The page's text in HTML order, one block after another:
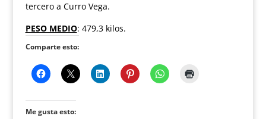
tercero a Curro Vega.
PESO MEDIO: 479,3 kilos.
Comparte esto:
Me gusta esto: